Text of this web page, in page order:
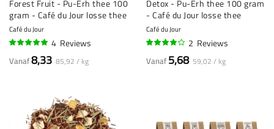
Forest Fruit - Pu-Erh thee 100
gram - Café du Jour losse thee
Café du Jour
4 Reviews
Vanaf8,33 85,92 / kg
Detox - Pu-Erh thee 100 gram
- Café du Jour losse thee
Café du Jour
2 Reviews
Vanaf 5,68 59,02 / kg